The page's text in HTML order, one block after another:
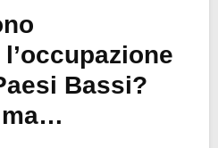
Bassi?
ma…